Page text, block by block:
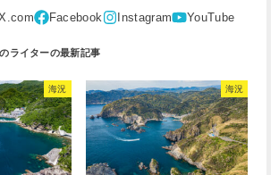
海況 海況